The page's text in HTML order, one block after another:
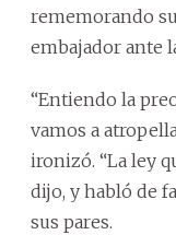
rememorando
embajador ante
“Entiendo la
vamos a
ironizó. “La ley
dijo, y habló de
sus pares.